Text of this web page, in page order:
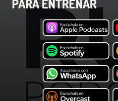
PARA ENTRENAR